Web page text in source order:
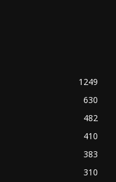
1249
630
482
410
383
310